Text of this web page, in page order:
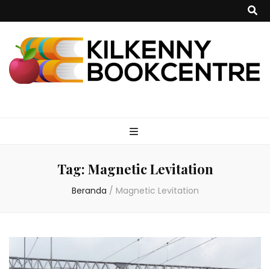
Tag: Magnetic Levitation
Beranda / Magnetic Levitation